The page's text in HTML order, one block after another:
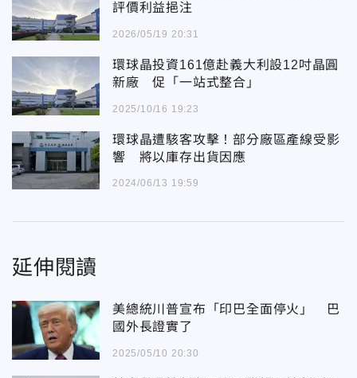
評價利益挹注
2026/05/19 20:31
環球晶投資161億赴義大利設12吋晶圓
新廠 促「一站式整合」
2025/10/16 19:23
環球晶遭駭客攻擊！部分廠區產線受影
響 將以庫存出貨因應
2024/06/13 19:59
延伸閱讀
美總統川普宣布「印巴全面停火」 巴
國外長證實了
2025/05/10 20:30